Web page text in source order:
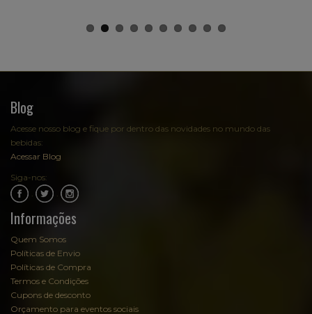
Blog
Acesse nosso blog e fique por dentro das novidades no mundo das
bebidas:
Acessar Blog
Siga-nos:
Informações
Quem Somos
Políticas de Envio
Políticas de Compra
Termos e Condições
Cupons de desconto
Orçamento para eventos sociais